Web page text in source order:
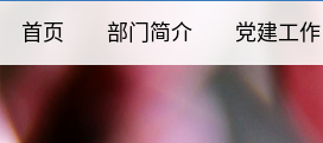
首页 部门简介 党建工作